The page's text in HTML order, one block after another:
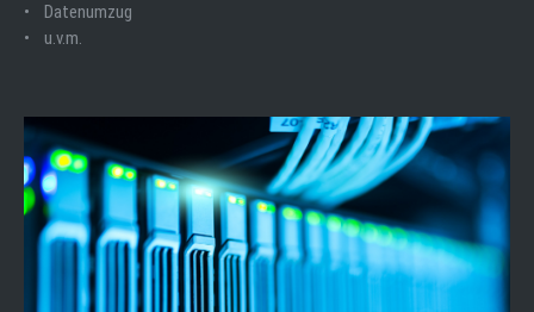
• Datenumzug
• u.v.m.